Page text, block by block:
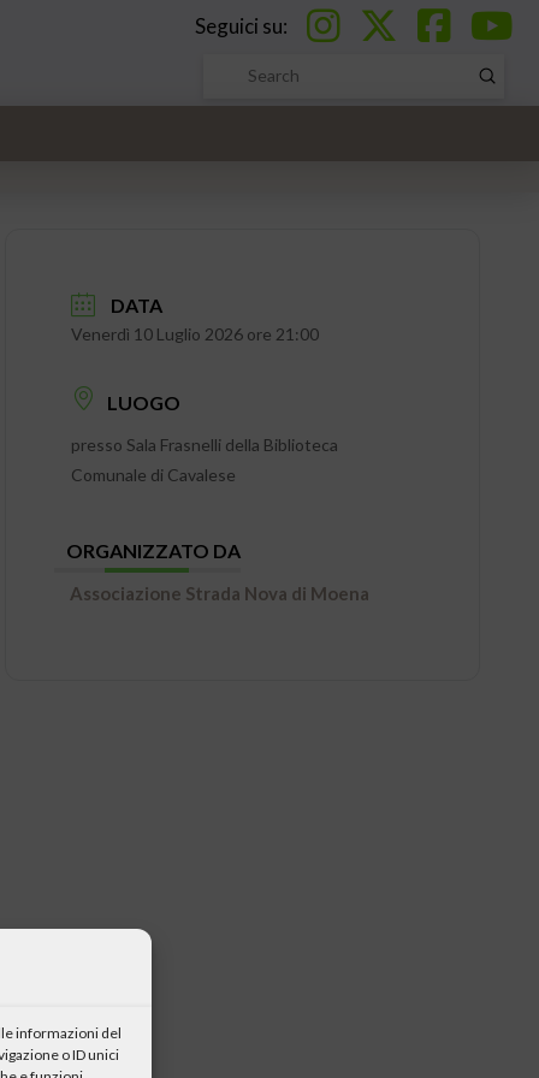
informazioni del
o ID unici
Seguici su:
Search
Submit
DATA
Venerdì 10 Luglio 2026 ore 21:00
LUOGO
presso Sala Frasnelli della Biblioteca
Comunale di Cavalese
ORGANIZZATO DA
Associazione Strada Nova di Moena